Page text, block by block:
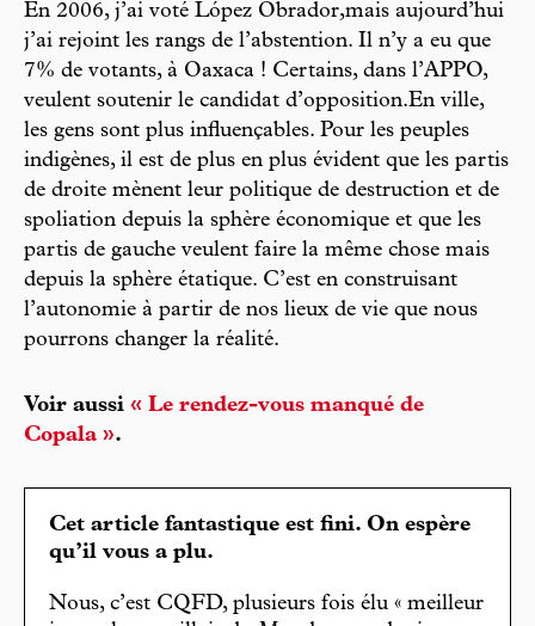
En 2006, j’ai voté López Obrador,mais aujourd’hui
j’ai rejoint les rangs de l’abstention. Il n’y a eu que
7% de votants, à Oaxaca ! Certains, dans l’APPO,
veulent soutenir le candidat d’opposition.En ville,
les gens sont plus influençables. Pour les peuples
indigènes, il est de plus en plus évident que les partis
de droite mènent leur politique de destruction et de
spoliation depuis la sphère économique et que les
partis de gauche veulent faire la même chose mais
depuis la sphère étatique. C’est en construisant
l’autonomie à partir de nos lieux de vie que nous
pourrons changer la réalité.
Voir aussi « Le rendez-vous manqué de
Copala ».
Cet article fantastique est fini. On espère
qu’il vous a plu.
Nous, c’est CQFD, plusieurs fois élu « meilleur